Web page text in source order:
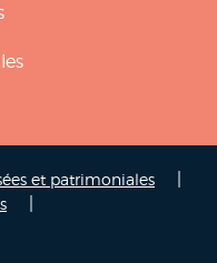
et patrimoniales